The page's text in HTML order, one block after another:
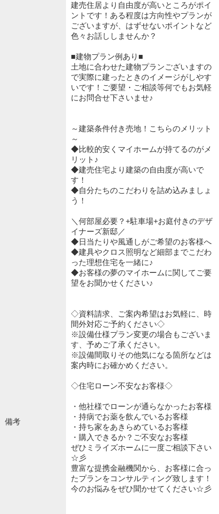
備考
建売住居より自由度が高いところがポイ
ントです！ある程度は方向性やプランが
ございますが、はずせないポイントなど
色々お話ししませんか？
■建物プラン例あり■
土地に合わせた建物プランございますの
で実際に建ったときのイメージがしやす
いです！ご要望・ご相談等何でもお気軽
にお問合せ下さいませ♪
～建築条件付き売地！こちらのメリット
～
◆比較的安くマイホームが持てるのがメ
リット♪
◆建売住宅より建築の自由度が高いで
す！
◆自分たちのこだわりを詰め込みましょ
う！
＼何部屋必要？+駐車場+お庭付きのデザ
イナーズ新邸／
◆日当たりや風通しがご希望のお客様へ
◆建具やクロス照明など細部までこだわ
った理想住宅を一緒に♪
◆お客様の夢のマイホームに関してご要
望をお聞かせください♪
◇資料請求、ご案内希望はお気軽に、時
間外対応ご予約ください◇
※設備仕様プラン変更の場合もございま
す、予めご了承ください。
※設備間取りその他気になる箇所などは
案内時にお確かめください。
◇住宅ローン不安なお客様◇
・他社様でローンが通らなかったお客様
・持病でお薬を飲んでいるお客様
・持ち家をあきらめているお客様
・購入できるか？ご不安なお客様
ぜひミライズホームに一度ご相談下さい
☆彡
豊富な提携金融機関から、お客様に合っ
たプランをコンサルティング致します！
今のお悩みをぜひ聞かせてください☆彡